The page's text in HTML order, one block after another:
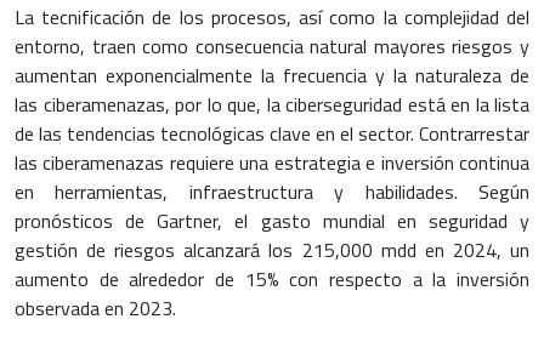
La tecnificación de los procesos, así como la complejidad del
entorno, traen como consecuencia natural mayores riesgos y
aumentan exponencialmente la frecuencia y la naturaleza de
las ciberamenazas, por lo que, la ciberseguridad está en la lista
de las tendencias tecnológicas clave en el sector. Contrarrestar
las ciberamenazas requiere una estrategia e inversión continua
en herramientas, infraestructura y habilidades. Según
pronósticos de Gartner, el gasto mundial en seguridad y
gestión de riesgos alcanzará los 215,000 mdd en 2024, un
aumento de alrededor de 15% con respecto a la inversión
observada en 2023.